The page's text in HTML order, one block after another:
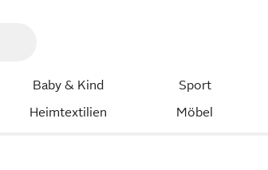
Baby & Kind Sport
Heimtextilien Möbel